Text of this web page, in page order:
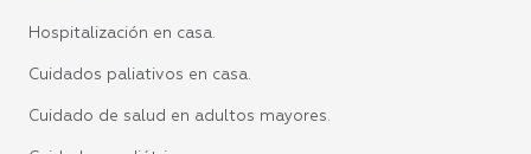
Hospitalización en casa.
Cuidados paliativos en casa.
Cuidado de salud en adultos mayores.